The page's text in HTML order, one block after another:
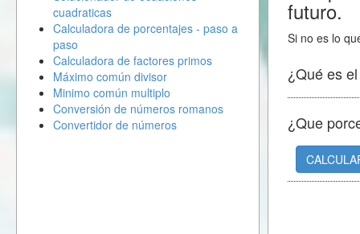
futuro.
Si no es lo
¿Qué es
¿Que
cuadraticas
Calculadora de porcentajes - paso a
paso
Calculadora de factores primos
Máximo común divisor
Minimo común multiplo
Conversión de números romanos
Convertidor de números